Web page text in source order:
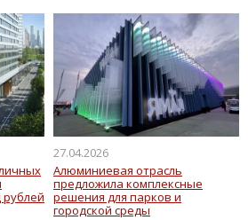
рублей
27.04.2026
Алюминиевая отрасль
предложила комплексные
решения для парков и
городской среды